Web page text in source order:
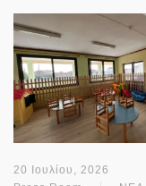
20 Ιουλίου, 2026